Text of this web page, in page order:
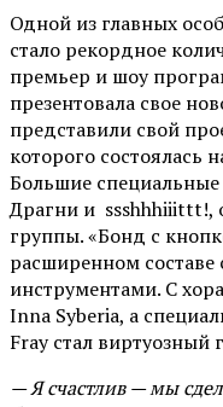
Одной из главных
стало рекордное
премьер и шоу
презентовала свое
представили свой
которого состоялась
Большие
Драгни и ssshhhiiittt!,
группы. «Бонд с
расширенном
инструментами. С
Inna Syberia, а
Fray стал виртуозный
— Я счастлив — мы